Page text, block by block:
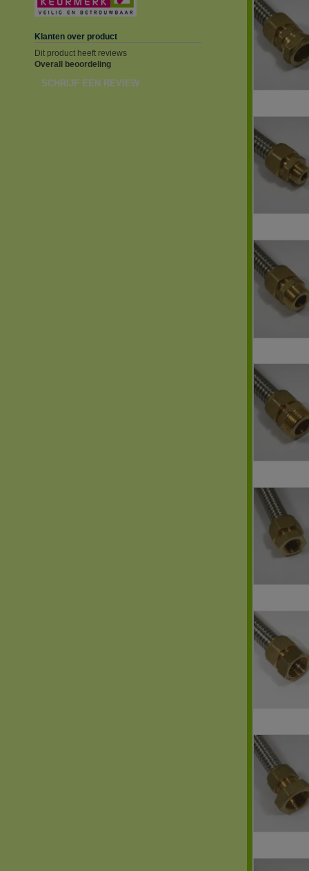
Klanten over product
Dit product heeft reviews
Overall beoordeling
SCHRIJF EEN REVIEW